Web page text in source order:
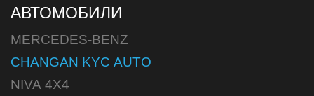
АВТОМОБИЛИ
MERCEDES-BENZ
CHANGAN KYC АUTO
NIVA 4X4